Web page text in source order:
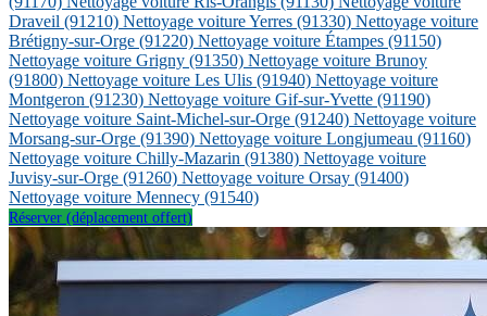
Draveil (91210) Nettoyage voiture Yerres (91330) Nettoyage voiture
Brétigny-sur-Orge (91220) Nettoyage voiture Étampes (91150)
Nettoyage voiture Grigny (91350) Nettoyage voiture Brunoy
(91800) Nettoyage voiture Les Ulis (91940) Nettoyage voiture
Montgeron (91230) Nettoyage voiture Gif-sur-Yvette (91190)
Nettoyage voiture Saint-Michel-sur-Orge (91240) Nettoyage voiture
Morsang-sur-Orge (91390) Nettoyage voiture Longjumeau (91160)
Nettoyage voiture Chilly-Mazarin (91380) Nettoyage voiture
Juvisy-sur-Orge (91260) Nettoyage voiture Orsay (91400)
Nettoyage voiture Mennecy (91540)
Réserver (déplacement offert)